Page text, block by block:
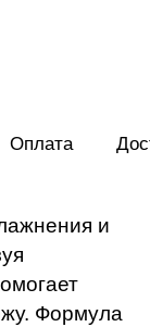
Оплата
и
Формула